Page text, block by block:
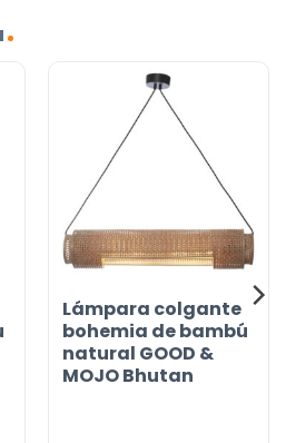
Lámpara colgante
bohemia de bambú
natural GOOD &
MOJO Bhutan